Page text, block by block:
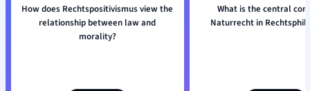
How does Rechtspositivismus view the
relationship between law and
morality?
What is the central
Naturrecht in